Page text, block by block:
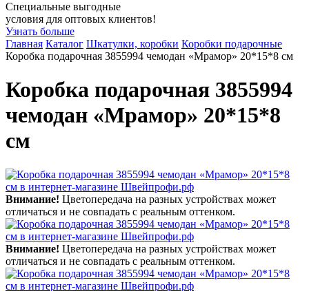
Специальные выгодные
условия для оптовых клиентов!
Узнать больше
Главная Каталог Шкатулки, коробки Коробки подарочные
Коробка подарочная 3855994 чемодан «Мрамор» 20*15*8 см
Коробка подарочная 3855994
чемодан «Мрамор» 20*15*8
см
Внимание! Цветопередача на разных устройствах может
отличаться и не совпадать с реальным оттенком.
Внимание! Цветопередача на разных устройствах может
отличаться и не совпадать с реальным оттенком.